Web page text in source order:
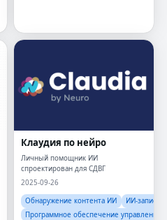
Клаудия по нейро
Личный помощник ИИ
спроектирован для СДВГ
2025-09-26
Обнаружение контента ИИ
ИИ-
Программное обеспечение управления